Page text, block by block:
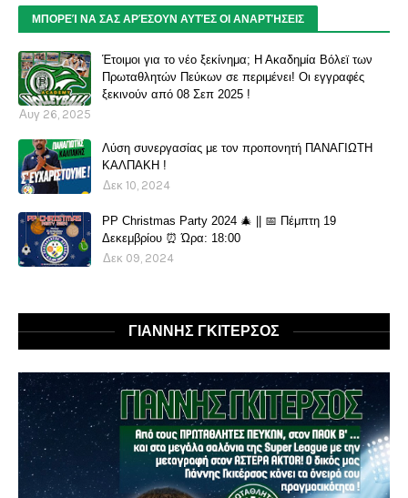
ΜΠΟΡΕΊ ΝΑ ΣΑΣ ΑΡΈΣΟΥΝ ΑΥΤΈΣ ΟΙ ΑΝΑΡΤΉΣΕΙΣ
Έτοιμοι για το νέο ξεκίνημα; Η Ακαδημία Βόλεϊ των
Πρωταθλητών Πεύκων σε περιμένει! Οι εγγραφές
ξεκινούν από 08 Σεπ 2025 !
Αυγ 26, 2025
Λύση συνεργασίας με τον προπονητή ΠΑΝΑΓΙΩΤΗ
ΚΑΛΠΑΚΗ !
Δεκ 10, 2024
PP Christmas Party 2024 🎄 || 📅 Πέμπτη 19
Δεκεμβρίου ⏰ Ώρα: 18:00
Δεκ 09, 2024
ΓΙΑΝΝΗΣ ΓΚΙΤΕΡΣΟΣ